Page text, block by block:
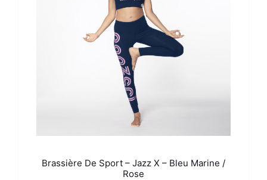
Brassière De Sport – Jazz X – Bleu Marine /
Rose